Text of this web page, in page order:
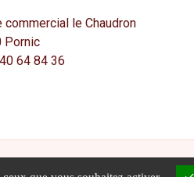
commercial le Chaudron
Pornic
64 84 36